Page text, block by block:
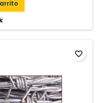
favorite_border